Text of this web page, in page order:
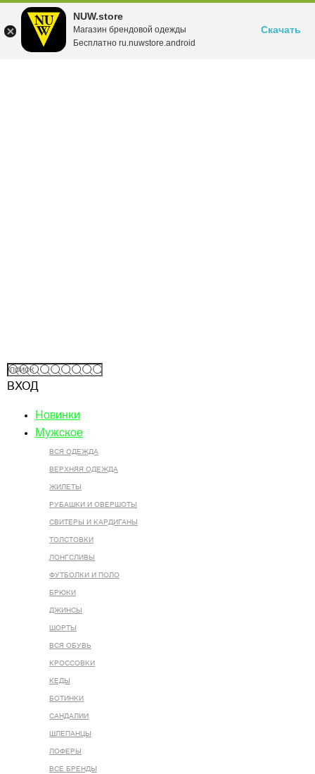
NUW.store
Магазин брендовой одежды
Бесплатно ru.nuwstore.android
Скачать
ВХОД
Новинки
Мужское
ВСЯ ОДЕЖДА
ВЕРХНЯЯ ОДЕЖДА
ЖИЛЕТЫ
РУБАШКИ И ОВЕРШОТЫ
СВИТЕРЫ И КАРДИГАНЫ
ТОЛСТОВКИ
ЛОНГСЛИВЫ
ФУТБОЛКИ И ПОЛО
БРЮКИ
ДЖИНСЫ
ШОРТЫ
ВСЯ ОБУВЬ
КРОССОВКИ
КЕДЫ
БОТИНКИ
САНДАЛИИ
ШЛЕПАНЦЫ
ЛОФЕРЫ
ВСЕ БРЕНДЫ